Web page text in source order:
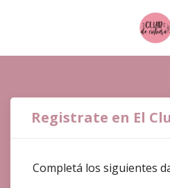
Registrate en El
Completá los siguientes